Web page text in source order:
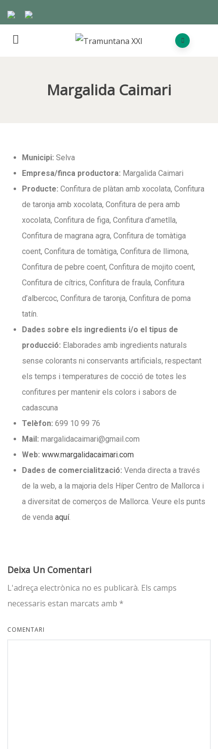
Margalida Caimari
Municipi: Selva
Empresa/finca productora: Margalida Caimari
Producte: Confitura de plàtan amb xocolata, Confitura
de taronja amb xocolata, Confitura de pera amb
xocolata, Confitura de figa, Confitura d’ametlla,
Confitura de magrana agra, Confitura de tomàtiga
coent, Confitura de tomàtiga, Confitura de llimona,
Confitura de pebre coent, Confitura de mojito coent,
Confitura de cítrics, Confitura de fraula, Confitura
d’albercoc, Confitura de taronja, Confitura de poma
tatín.
Dades sobre els ingredients i/o el tipus de
producció: Elaborades amb ingredients naturals
sense colorants ni conservants artificials, respectant
els temps i temperatures de cocció de totes les
confitures per mantenir els colors i sabors de
cadascuna
Telèfon: 699 10 99 76
Mail: margalidacaimari@gmail.com
Web: www.margalidacaimari.com
Dades de comercialització: Venda directa a través
de la web, a la majoria dels Híper Centro de Mallorca i
a diversitat de comerços de Mallorca. Veure els punts
de venda aquí.
Deixa Un Comentari
L'adreça electrònica no es publicarà. Els camps
necessaris estan marcats amb *
COMENTARI